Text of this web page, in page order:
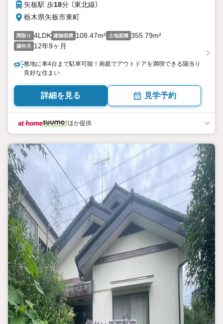
矢板駅 歩18分 （東北線）
栃木県矢板市東町
間取り 4LDK 建物面積 108.47m² 土地面積 355.79m²
築年月 12年9ヶ月
敷地に車4台まで駐車可能！南庭でアウトドアを満喫できる陽当り
良好な住まい
詳細を見る 見学予約
ほか提供